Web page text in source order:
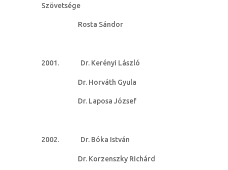
Szövetsége
Rosta Sándor
Dr. Kerényi László
Dr. Horváth Gyula
Dr. Laposa József
Dr. Bóka István
Dr. Korzenszky Richárd